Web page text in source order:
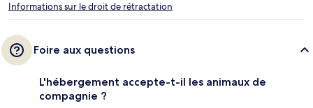
Informations sur le droit de rétractation
Foire aux questions
L'hébergement accepte-t-il les animaux de
compagnie ?